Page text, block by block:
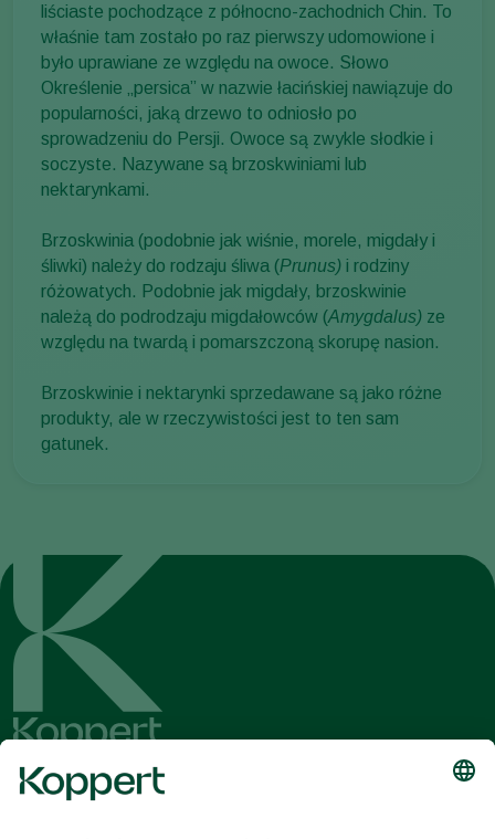
liściaste pochodzące z północno-zachodnich Chin. To
właśnie tam zostało po raz pierwszy udomowione i
było uprawiane ze względu na owoce. Słowo
Określenie „persica” w nazwie łacińskiej nawiązuje do
popularności, jaką drzewo to odniosło po
sprowadzeniu do Persji. Owoce są zwykle słodkie i
soczyste. Nazywane są brzoskwiniami lub
nektarynkami.
Brzoskwinia (podobnie jak wiśnie, morele, migdały i
śliwki) należy do rodzaju śliwa (Prunus) i rodziny
różowatych. Podobnie jak migdały, brzoskwinie
należą do podrodzaju migdałowców (Amygdalus) ze
względu na twardą i pomarszczoną skorupę nasion.
Brzoskwinie i nektarynki sprzedawane są jako różne
produkty, ale w rzeczywistości jest to ten sam
gatunek.